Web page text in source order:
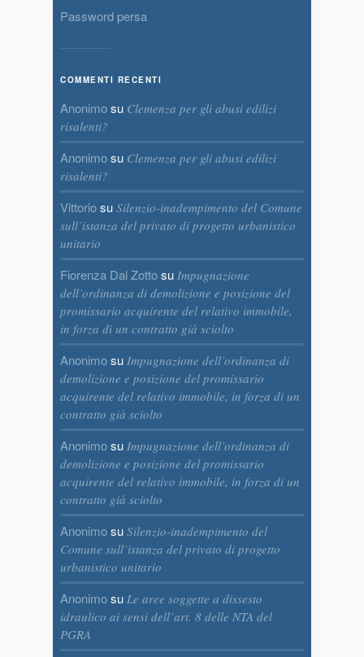
Password persa
COMMENTI RECENTI
Anonimosu Clemenza per gli abusi edilizi
risalenti?
Anonimosu Clemenza per gli abusi edilizi
risalenti?
Vittoriosu Silenzio-inadempimento del Comune
sull’istanza del privato di progetto urbanistico
unitario
Fiorenza Dal Zottosu Impugnazione
dell’ordinanza di demolizione e posizione del
promissario acquirente del relativo immobile,
in forza di un contratto già sciolto
Anonimosu Impugnazione dell’ordinanza di
demolizione e posizione del promissario
acquirente del relativo immobile, in forza di un
contratto già sciolto
Anonimosu Impugnazione dell’ordinanza di
demolizione e posizione del promissario
acquirente del relativo immobile, in forza di un
contratto già sciolto
Anonimosu Silenzio-inadempimento del
Comune sull’istanza del privato di progetto
urbanistico unitario
Anonimosu Le aree soggette a dissesto
idraulico ai sensi dell’art. 8 delle NTA del
PGRA